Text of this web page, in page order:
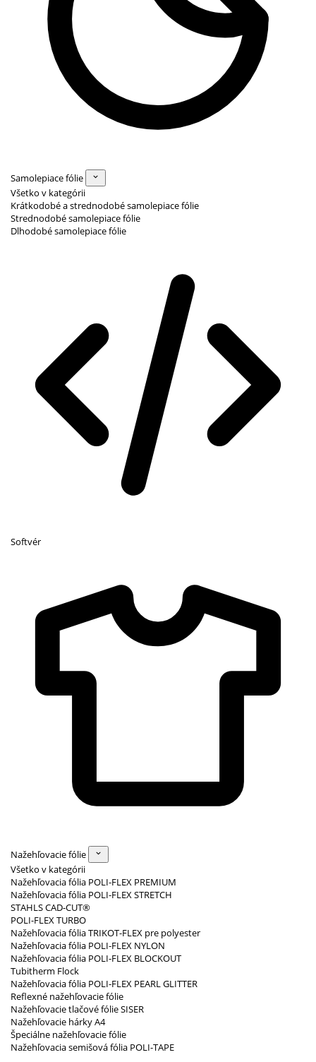
Samolepiace fólie
Všetko v kategórii
Krátkodobé a strednodobé samolepiace fólie
Strednodobé samolepiace fólie
Dlhodobé samolepiace fólie
Softvér
Nažehľovacie fólie
Všetko v kategórii
Nažehľovacia fólia POLI-FLEX PREMIUM
Nažehľovacia fólia POLI-FLEX STRETCH
STAHLS CAD-CUT®
POLI-FLEX TURBO
Nažehľovacia fólia TRIKOT-FLEX pre polyester
Nažehľovacia fólia POLI-FLEX NYLON
Nažehľovacia fólia POLI-FLEX BLOCKOUT
Tubitherm Flock
Nažehľovacia fólia POLI-FLEX PEARL GLITTER
Reflexné nažehľovacie fólie
Nažehľovacie tlačové fólie SISER
Nažehľovacie hárky A4
Špeciálne nažehľovacie fólie
Nažehľovacia semišová fólia POLI-TAPE